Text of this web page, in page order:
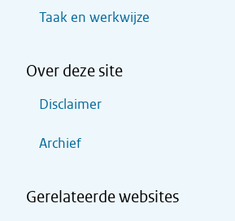
Taak en werkwijze
Over deze site
Disclaimer
Archief
Gerelateerde websites